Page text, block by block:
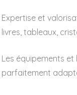
Expertise et
livres, tableaux,
Les équipements et
parfaitement